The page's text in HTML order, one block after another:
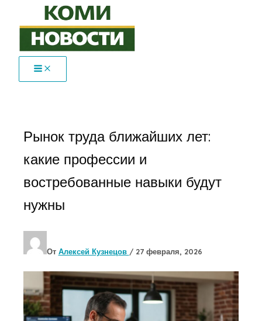
содержимому
Рынок труда ближайших лет:
какие профессии и
востребованные навыки будут
нужны
От Алексей Кузнецов / 27 февраля, 2026